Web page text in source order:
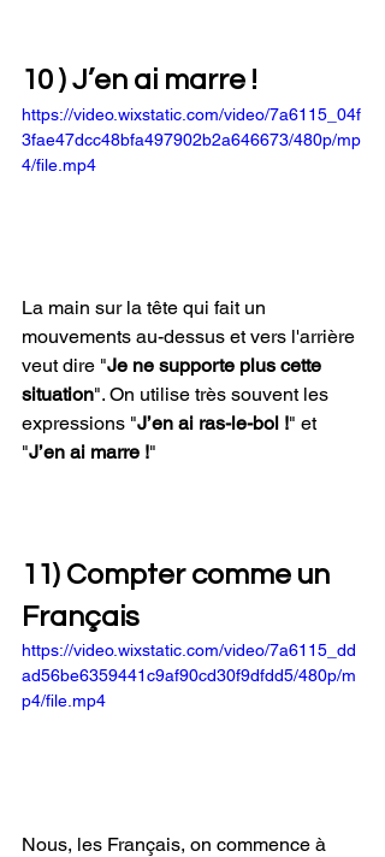
10 ) J’en ai marre !
https://video.wixstatic.com/video/7a6115_04f
3fae47dcc48bfa497902b2a646673/480p/mp
4/file.mp4
La main sur la tête qui fait un
mouvements au-dessus et vers l'arrière
veut dire "Je ne supporte plus cette
situation". On utilise très souvent les
expressions "J’en ai ras-le-bol !" et
"J’en ai marre !"
11) Compter comme un
Français
https://video.wixstatic.com/video/7a6115_dd
ad56be6359441c9af90cd30f9dfdd5/480p/m
p4/file.mp4
Nous, les Français, on commence à